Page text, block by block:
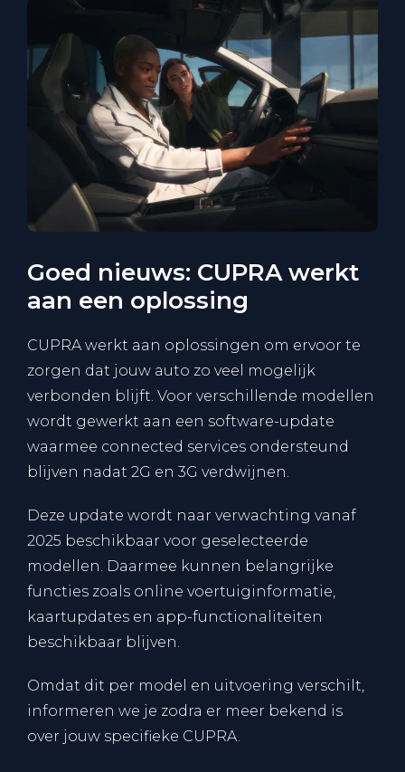
Goed nieuws: CUPRA werkt
aan een oplossing
CUPRA werkt aan oplossingen om ervoor te
zorgen dat jouw auto zo veel mogelijk
verbonden blijft. Voor verschillende modellen
wordt gewerkt aan een software-update
waarmee connected services ondersteund
blijven nadat 2G en 3G verdwijnen.
Deze update wordt naar verwachting vanaf
2025 beschikbaar voor geselecteerde
modellen. Daarmee kunnen belangrijke
functies zoals online voertuiginformatie,
kaartupdates en app-functionaliteiten
beschikbaar blijven.
Omdat dit per model en uitvoering verschilt,
informeren we je zodra er meer bekend is
over jouw specifieke CUPRA.